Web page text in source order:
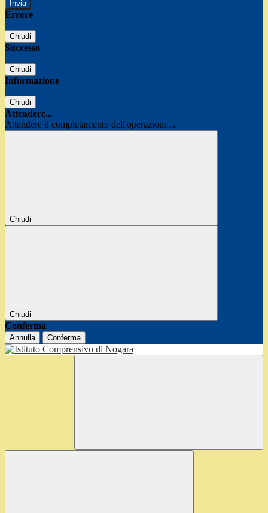
Errore
Chiudi
Successo
Chiudi
Informazione
Chiudi
Attendere...
Attendere il completamento dell'operazione...
Chiudi
Chiudi
Conferma
Annulla Conferma